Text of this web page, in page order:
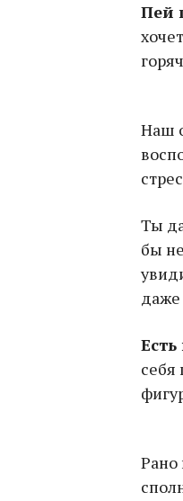
Пей
Наш
Ты
бы
даже
себя
Рано